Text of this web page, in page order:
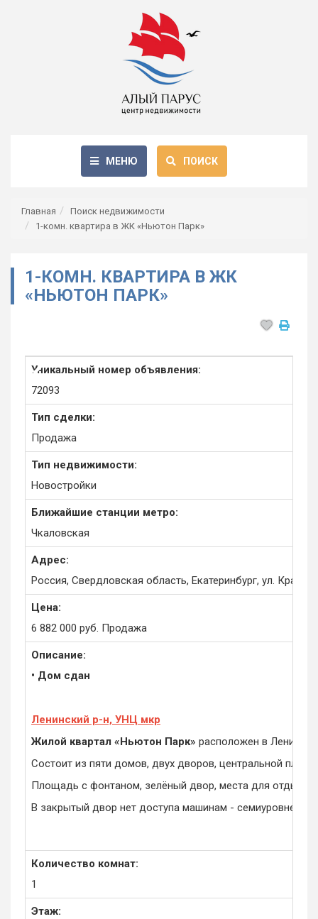
МЕНЮ ПОИСК
Главная
Поиск недвижимости
1-комн. квартира в ЖК «Ньютон Парк»
1-КОМН. КВАРТИРА В ЖК
«НЬЮТОН ПАРК»
Уникальный номер объявления:
72093
Тип сделки:
Продажа
Тип недвижимости:
Новостройки
Ближайшие станции метро:
Чкаловская
Адрес:
Россия, Свердловская область, Екатеринбург, ул.
Цена:
6 882 000 руб. Продажа
Описание:
• Дом сдан
Ленинский р-н, УНЦ мкр
Жилой квартал «Ньютон Парк» расположен в
Состоит из пяти домов, двух дворов, центральной
Площадь с фонтаном, зелёный двор, места для
В закрытый двор нет доступа машинам - семиуровневый
Количество комнат:
1
Этаж: